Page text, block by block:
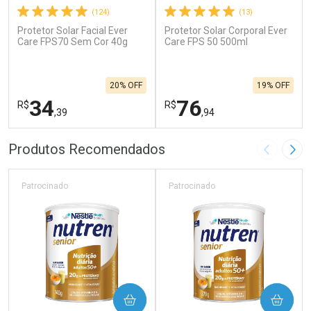
(124)
Protetor Solar Facial Ever
Care FPS70 Sem Cor 40g
R$34,39
20% OFF
FECHAR
Laboratório
FECHAR
Por Menos
(13)
Protetor Solar Corporal Ever
Care FPS 50 500ml
R$76,94
19% OFF
Laboratório
Por Menos
Produtos Recomendados Imagem
Patrocinado
COMPRAR
Patrocinado
COMPRAR